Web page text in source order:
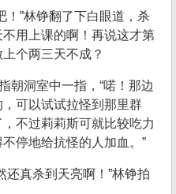
！”林铮翻了下白眼道，杀
用上课的啊！再说这才第
个两三天不成？
朝洞室中一指，“喏！那边
可以试试拉怪到那里群
不过莉莉斯可就比较吃力
停地给抗怪的人加血。”
还真杀到天亮啊！”林铮拍